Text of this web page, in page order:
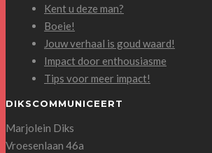
Kent u deze man?
Boeie!
Jouw verhaal is goud waard!
Impact door enthousiasme
Tips voor meer impact!
DIKSCOMMUNICEERT
Marjolein Diks
Vroesenlaan 46a